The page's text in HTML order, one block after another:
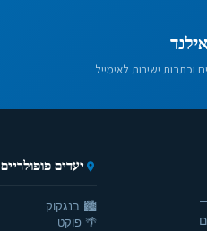
וכתבות ישירות לאימייל
יעדים פופולריים
🏙️ בנגקוק
🌴 פוקט